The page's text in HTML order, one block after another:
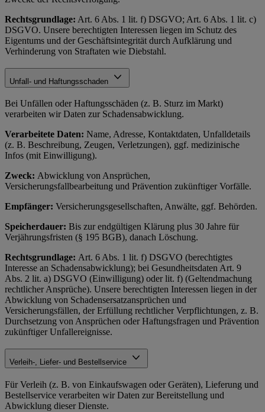
Rechtsgrundlage: Art. 6 Abs. 1 lit. f) DSGVO; Art. 6 Abs. 1 lit. c)
DSGVO. Unsere berechtigten Interessen liegen im Schutz des
Eigentums und der Geschäftsintegrität durch Aufklärung und
Verhinderung von Straftaten wie Diebstahl.
Unfall- und Haftungsschaden
Bei Unfällen oder Haftungsschäden (z. B. Sturz im Markt)
verarbeiten wir Daten zur Schadensabwicklung.
Verarbeitete Daten: Name, Adresse, Kontaktdaten, Unfalldetails
(z. B. Beschreibung, Zeugen, Verletzungen), ggf. medizinische
Infos (mit Einwilligung).
Zweck: Abwicklung von Ansprüchen,
Versicherungsfallbearbeitung und Prävention zukünftiger Vorfälle.
Empfänger: Versicherungsgesellschaften, Anwälte, ggf. Behörden.
Speicherdauer: Bis zur endgültigen Klärung plus 30 Jahre für
Verjährungsfristen (§ 195 BGB), danach Löschung.
Rechtsgrundlage: Art. 6 Abs. 1 lit. f) DSGVO (berechtigtes
Interesse an Schadensabwicklung); bei Gesundheitsdaten Art. 9
Abs. 2 lit. a) DSGVO (Einwilligung) oder lit. f) (Geltendmachung
rechtlicher Ansprüche). Unsere berechtigten Interessen liegen in der
Abwicklung von Schadensersatzansprüchen und
Versicherungsfällen, der Erfüllung rechtlicher Verpflichtungen, z. B.
Durchsetzung von Ansprüchen oder Haftungsfragen und Prävention
zukünftiger Unfallereignisse.
Verleih-, Liefer- und Bestellservice
Für Verleih (z. B. von Einkaufswagen oder Geräten), Lieferung und
Bestellservice verarbeiten wir Daten zur Bereitstellung und
Abwicklung dieser Dienste.